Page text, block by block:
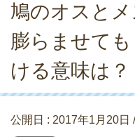
鳩のオスと
膨らませて
ける意味は？
公開日 : 2017年1月20日